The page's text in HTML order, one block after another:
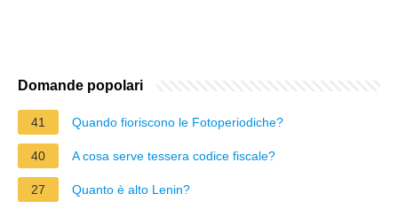
Domande popolari
41 Quando fioriscono le Fotoperiodiche?
40 A cosa serve tessera codice fiscale?
27 Quanto è alto Lenin?